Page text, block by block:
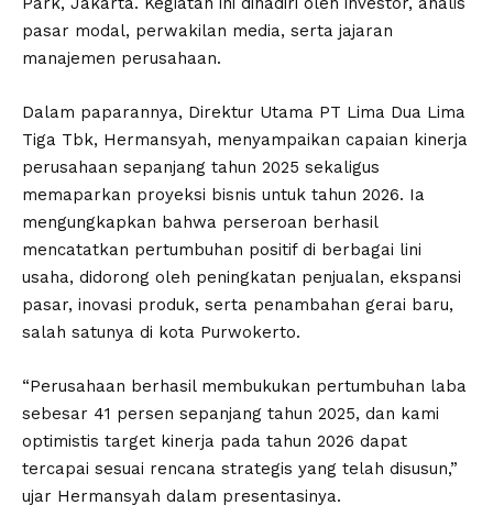
pasar modal, perwakilan media, serta jajaran
manajemen perusahaan.
Dalam paparannya, Direktur Utama PT Lima Dua Lima
Tiga Tbk, Hermansyah, menyampaikan capaian kinerja
perusahaan sepanjang tahun 2025 sekaligus
memaparkan proyeksi bisnis untuk tahun 2026. Ia
mengungkapkan bahwa perseroan berhasil
mencatatkan pertumbuhan positif di berbagai lini
usaha, didorong oleh peningkatan penjualan, ekspansi
pasar, inovasi produk, serta penambahan gerai baru,
salah satunya di kota Purwokerto.
“Perusahaan berhasil membukukan pertumbuhan laba
sebesar 41 persen sepanjang tahun 2025, dan kami
optimistis target kinerja pada tahun 2026 dapat
tercapai sesuai rencana strategis yang telah disusun,”
ujar Hermansyah dalam presentasinya.